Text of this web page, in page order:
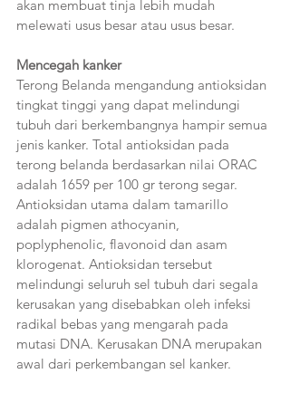
akan membuat tinja lebih mudah
melewati usus besar atau usus besar.
Mencegah kanker
Terong Belanda mengandung antioksidan
tingkat tinggi yang dapat melindungi
tubuh dari berkembangnya hampir semua
jenis kanker. Total antioksidan pada
terong belanda berdasarkan nilai ORAC
adalah 1659 per 100 gr terong segar.
Antioksidan utama dalam tamarillo
adalah pigmen athocyanin,
poplyphenolic, flavonoid dan asam
klorogenat. Antioksidan tersebut
melindungi seluruh sel tubuh dari segala
kerusakan yang disebabkan oleh infeksi
radikal bebas yang mengarah pada
mutasi DNA. Kerusakan DNA merupakan
awal dari perkembangan sel kanker.